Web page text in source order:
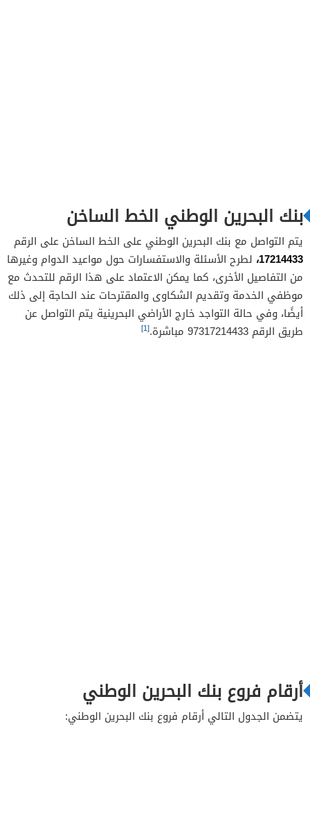
بنك البحرين الوطني الخط الساخن
يتم التواصل مع بنك البحرين الوطني على الخط الساخن على الرقم
17214433، لطرح الأسئلة والاستفسارات حول مواعيد الدوام وغيرها
من التفاصيل الأخرى، كما يمكن الاعتماد على هذا الرقم للتحدث مع
موظفي الخدمة وتقديم الشكاوى والمقترحات عند الحاجة إلى ذلك
أيضًا، وفي حالة التواجد خارج الأراضي البحرينية يتم التواصل عن
طريق الرقم 97317214433 مباشرة.
[1]
أرقام فروع بنك البحرين الوطني
يتضمن الجدول التالي أرقام فروع بنك البحرين الوطني: